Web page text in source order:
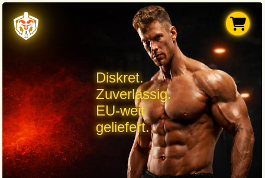
Diskret.
Zuverlässig.
EU-weit
geliefert.